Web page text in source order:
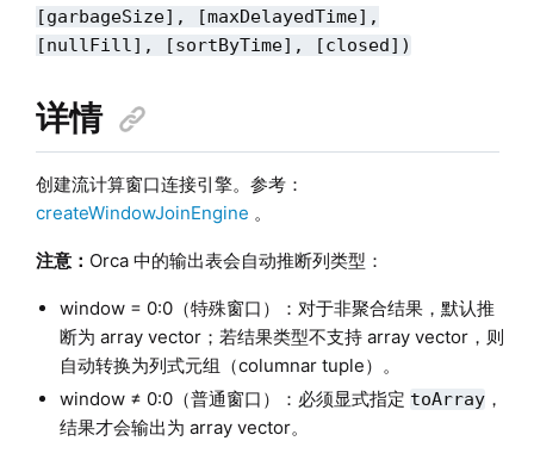
[garbageSize], [maxDelayedTime],
[nullFill], [sortByTime], [closed])
详情
创建流计算窗口连接引擎。参考：
createWindowJoinEngine 。
注意： Orca 中的输出表会自动推断列类型：
window = 0:0（特殊窗口）：对于非聚合结果，默认推
断为 array vector；若结果类型不支持 array vector，则
自动转换为列式元组（columnar tuple）。
window ≠ 0:0（普通窗口）：必须显式指定 toArray，
结果才会输出为 array vector。